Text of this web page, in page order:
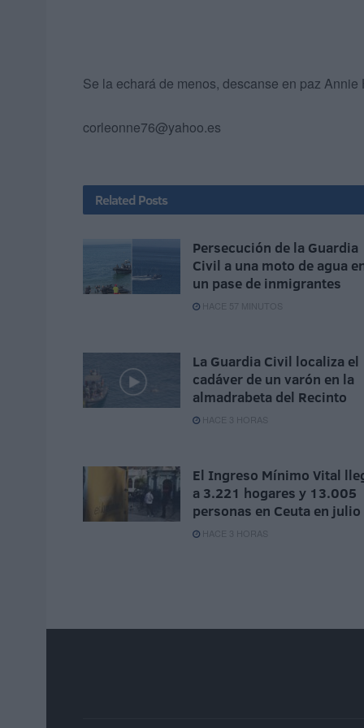
Se la echará de menos, descanse en paz
corleonne76@yahoo.es
Related Posts
Persecución de la Guardia
Civil a una moto de agua
un pase de inmigrantes
HACE 57 MINUTOS
La Guardia Civil localiza el
cadáver de un varón en la
almadrabeta del Recinto
HACE 3 HORAS
El Ingreso Mínimo Vital
a 3.221 hogares y 13.005
personas en Ceuta en julio
HACE 3 HORAS